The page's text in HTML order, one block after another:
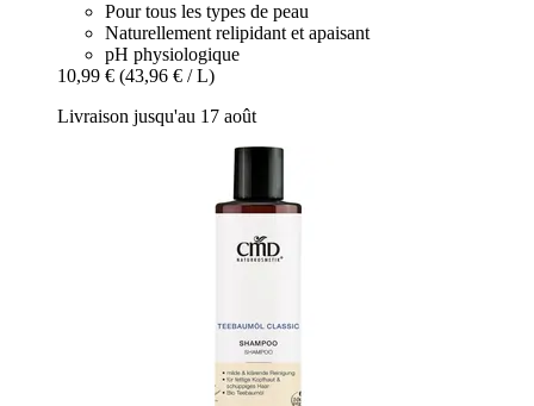
Pour tous les types de peau
Naturellement relipidant et apaisant
pH physiologique
10,99 € (43,96 € / L)
Livraison jusqu'au 17 août